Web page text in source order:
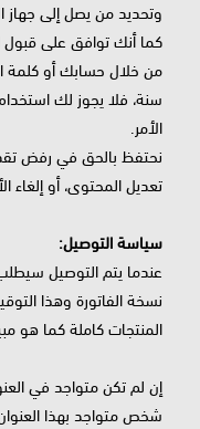
وتحديد من يصل إلى جهاز
كما أنك توافق على
سنة، فلا يجوز لك
الأمر.
نحتفظ بالحق في رفض
تعديل المحتوى، أو إلغاء
سياسة التوصيل:
عندما يتم التوصيل
نسخة الفاتورة وهذا
المنتجات كاملة كما هو
إن لم تكن متواجد في
شخص متواجد بهذا